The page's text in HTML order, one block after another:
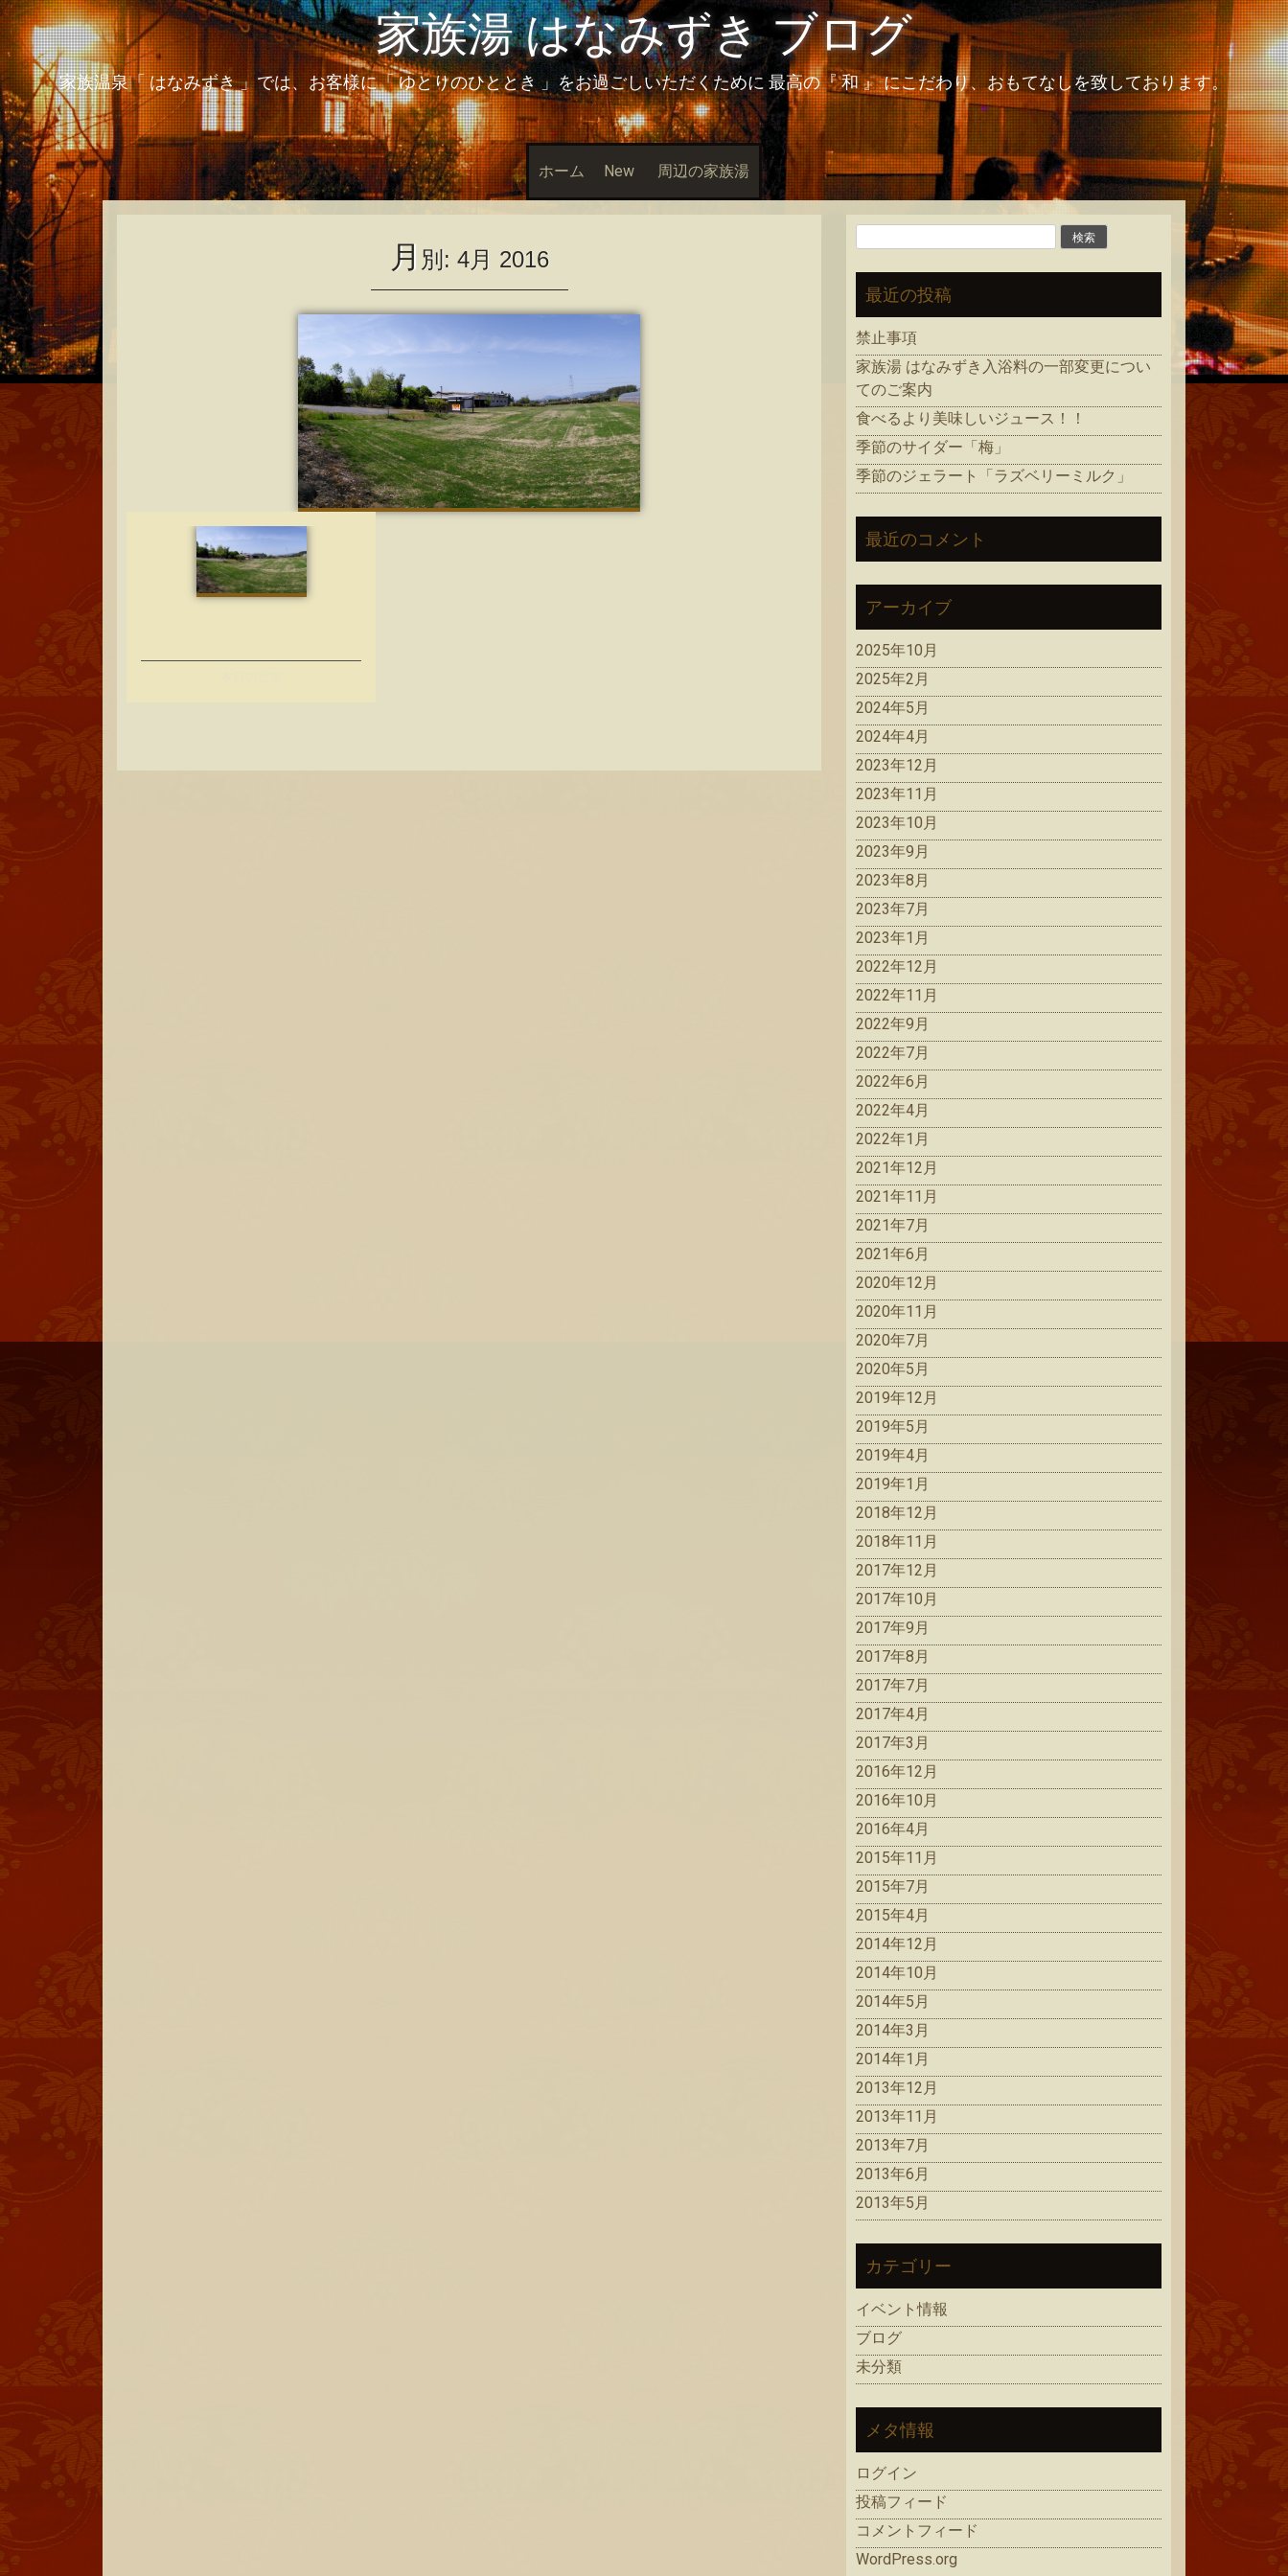
家族湯 はなみずき ブログ
家族温泉「 はなみずき 」では、お客様に「 ゆとりのひととき 」をお過ごしいただくために 最高の『 和 』 にこだわり、おもてなしを致しております。
ホーム New 周辺の家族湯
月 別: 4月 2016
最近の投稿
禁止事項
家族湯 はなみずき入浴料の一部変更につい
てのご案内
食べるより美味しいジュース！！
季節のサイダー「梅」
季節のジェラート「ラズベリーミルク」
最近のコメント
アーカイブ
2025年10月
2025年2月
2024年5月
2024年4月
2023年12月
2023年11月
2023年10月
2023年9月
2023年8月
2023年7月
2023年1月
2022年12月
2022年11月
2022年9月
2022年7月
2022年6月
2022年4月
2022年1月
2021年12月
2021年11月
2021年7月
2021年6月
2020年12月
2020年11月
2020年7月
2020年5月
2019年12月
2019年5月
2019年4月
2019年1月
2018年12月
2018年11月
2017年12月
2017年10月
2017年9月
2017年8月
2017年7月
2017年4月
2017年3月
2016年12月
2016年10月
2016年4月
2015年11月
2015年7月
2015年4月
2014年12月
2014年10月
2014年5月
2014年3月
2014年1月
2013年12月
2013年11月
2013年7月
2013年6月
2013年5月
カテゴリー
イベント情報
ブログ
未分類
メタ情報
ログイン
投稿フィード
コメントフィード
WordPress.org